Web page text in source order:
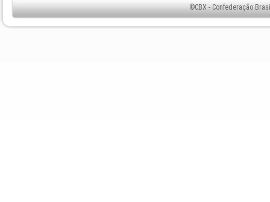
©CBX - Confederação